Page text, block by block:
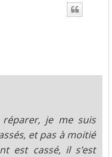
je me suis
et pas à moitié
est cassé, il s'est